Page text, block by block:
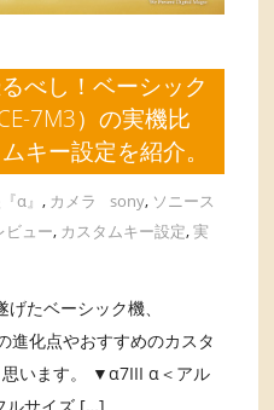
べし！ベーシック
7M3）の実機比
キー設定を紹介。
α』, カメラ sony, ソニース
ビュー, カスタムキー設定,実
たベーシック機、
進化点やおすすめのカスタ
思います。 ▼α7III α＜アル